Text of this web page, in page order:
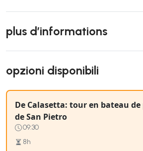
plus d’informations
opzioni disponibili
De Calasetta: tour en bateau de
de San Pietro
09:30
8h